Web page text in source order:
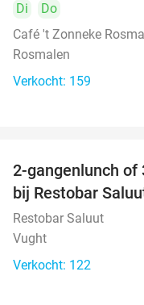
Di
Do
Café 't Zonneke
Rosmalen
Verkocht: 159
2-gangenlunch of
bij Restobar
Restobar Saluut
Vught
Verkocht: 122